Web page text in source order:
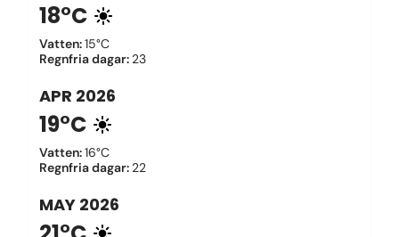
18°C
Vatten:15°C
Regnfria dagar: 23
APR 2026
19°C
Vatten:16°C
Regnfria dagar: 22
MAY 2026